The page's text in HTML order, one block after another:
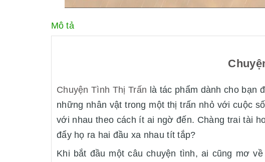
Mô tả
Chuyện Tình Thị Trấn là tác phẩm dành cho bạn
những nhân vật trong một thị trấn nhỏ với cuộc
với nhau theo cách ít ai ngờ đến. Chàng trai tài
đẩy họ ra hai đầu xa nhau tít tắp?
Khi bắt đầu một câu chuyện tình, ai cũng mơ